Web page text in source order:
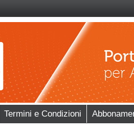
Termini e Condizioni